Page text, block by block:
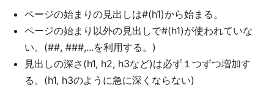
ページの始まりの見出しは#(h1)から始まる。
ページの始まり以外の見出しで#(h1)が使われていな
い。(##, ###,...を利用する。)
見出しの深さ(h1, h2, h3など)は必ず１つずつ増加す
る。(h1, h3のように急に深くならない)